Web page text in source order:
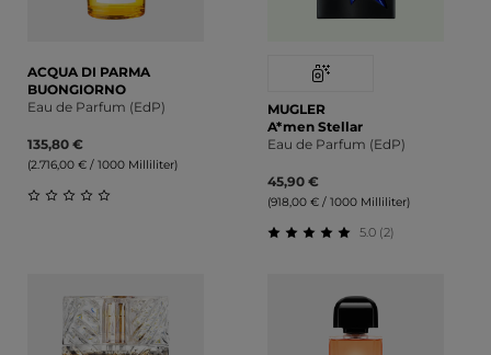
ACQUA DI PARMA
BUONGIORNO
Eau de Parfum (EdP)
135,80 €
(2.716,00 € / 1000 Milliliter)
Durchschnittliche Bewertung von 0 von 5 Sternen
MUGLER
A*men Stellar
Eau de Parfum (EdP)
45,90 €
(918,00 € / 1000 Milliliter)
5.0 (2)